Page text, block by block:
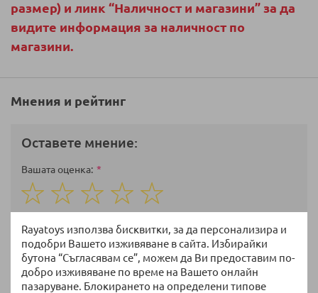
Rayatoys използва бисквитки, за да персонализира и
подобри Вашето изживяване в сайта. Избирайки
бутона “Съгласявам се”, можем да Ви предоставим по-
добро изживяване по време на Вашето онлайн
пазаруване. Блокирането на определени типове
размер) и линк “Наличност и магазини” за да
видите информация за наличност по
магазини.
Мнения и рейтинг
Оставете мнение:
Вашата оценка
1
star
2
stars
3
stars
4
stars
5
stars
Име
Избрани артикули